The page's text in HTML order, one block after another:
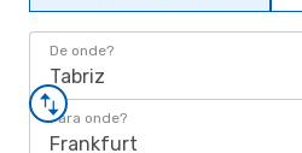
De onde?
Tabriz
Para onde?
Frankfurt